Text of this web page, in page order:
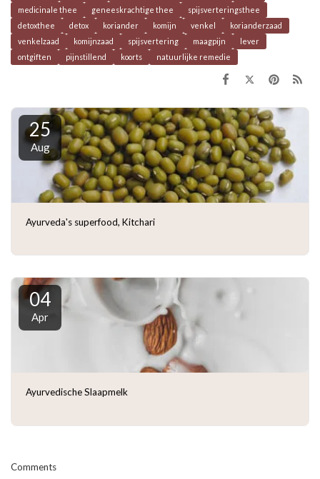
medicinale thee
geneeskrachtige thee
spijsverteringsthee
detoxthee
detox koriander komijn venkel
korianderzaad
venkelzaad
komijnzaad spijsvertering maagpijn
lever
ontgiften
pijnstillend koorts natuurlijke remedie
25
Aug
Ayurveda's superfood, Kitchari
04
Apr
Ayurvedische Slaapmelk
Comments